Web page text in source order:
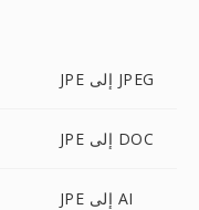
JPE إلى JPEG
JPE إلى DOC
JPE إلى AI